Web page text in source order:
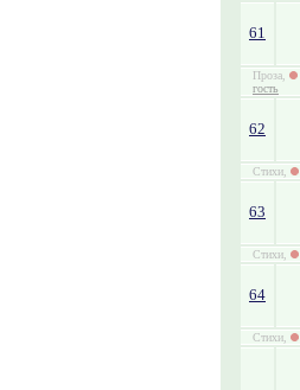
61
Проза,
гость
62
Стихи,
63
Стихи,
64
Стихи,